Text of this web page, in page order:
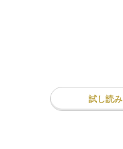
試し読み